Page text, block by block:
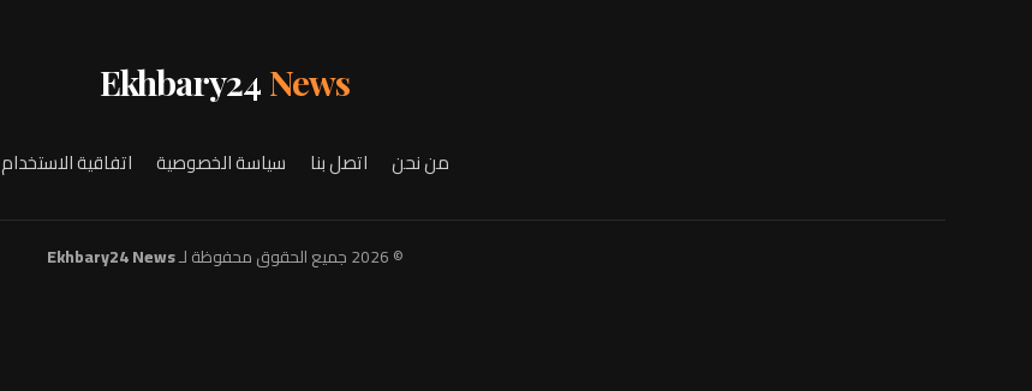
Ekhbary24 News
من نحن اتصل بنا سياسة الخصوصية اتفاقية الاستخدام
© 2026 جميع الحقوق محفوظة لـ Ekhbary24 News